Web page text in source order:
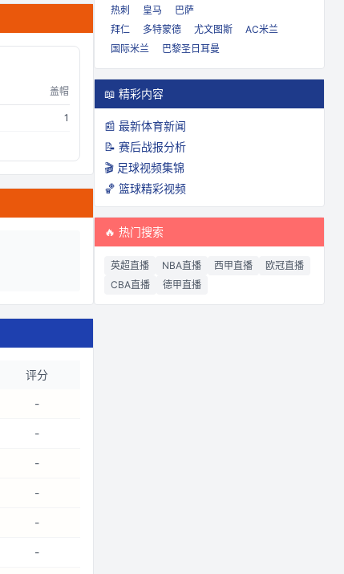
盖帽
1
评分
-
-
-
-
-
-
热刺
皇马
巴萨
拜仁
多特蒙德 尤文图斯
AC米兰
国际米兰
巴黎圣日耳曼
📖 精彩内容
📰 最新体育新闻
📝 赛后战报分析
🎬 足球视频集锦
🏀 篮球精彩视频
🔥 热门搜索
英超直播 NBA直播 西甲直播
欧冠直播
CBA直播
德甲直播